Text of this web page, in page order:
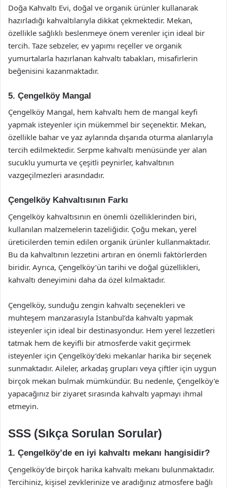
Doğa Kahvaltı Evi, doğal ve organik ürünler kullanarak
hazırladığı kahvaltılarıyla dikkat çekmektedir. Mekan,
özellikle sağlıklı beslenmeye önem verenler için ideal bir
tercih. Taze sebzeler, ev yapımı reçeller ve organik
yumurtalarla hazırlanan kahvaltı tabakları, misafirlerin
beğenisini kazanmaktadır.
5. Çengelköy Mangal
Çengelköy Mangal, hem kahvaltı hem de mangal keyfi
yapmak isteyenler için mükemmel bir seçenektir. Mekan,
özellikle bahar ve yaz aylarında dışarıda oturma alanlarıyla
tercih edilmektedir. Serpme kahvaltı menüsünde yer alan
sucuklu yumurta ve çeşitli peynirler, kahvaltının
vazgeçilmezleri arasındadır.
Çengelköy Kahvaltısının Farkı
Çengelköy kahvaltısının en önemli özelliklerinden biri,
kullanılan malzemelerin tazeliğidir. Çoğu mekan, yerel
üreticilerden temin edilen organik ürünler kullanmaktadır.
Bu da kahvaltının lezzetini artıran en önemli faktörlerden
biridir. Ayrıca, Çengelköy’ün tarihi ve doğal güzellikleri,
kahvaltı deneyimini daha da özel kılmaktadır.
Çengelköy, sunduğu zengin kahvaltı seçenekleri ve
muhteşem manzarasıyla İstanbul’da kahvaltı yapmak
isteyenler için ideal bir destinasyondur. Hem yerel lezzetleri
tatmak hem de keyifli bir atmosferde vakit geçirmek
isteyenler için Çengelköy’deki mekanlar harika bir seçenek
sunmaktadır. Aileler, arkadaş grupları veya çiftler için uygun
birçok mekan bulmak mümkündür. Bu nedenle, Çengelköy’e
yapacağınız bir ziyaret sırasında kahvaltı yapmayı ihmal
etmeyin.
SSS (Sıkça Sorulan Sorular)
1. Çengelköy’de en iyi kahvaltı mekanı hangisidir?
Çengelköy’de birçok harika kahvaltı mekanı bulunmaktadır.
Tercihiniz, kişisel zevklerinize ve aradığınız atmosfere bağlı